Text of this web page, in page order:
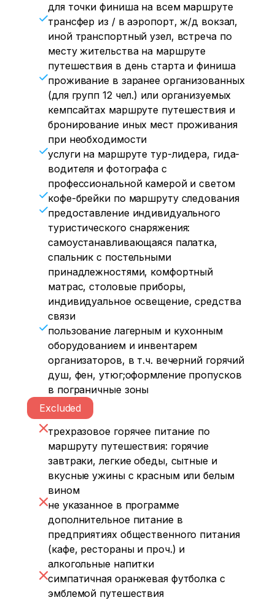
для точки финиша на всем маршруте
трансфер из / в аэропорт, ж/д вокзал,
иной транспортный узел, встреча по
месту жительства на маршруте
путешествия в день старта и финиша
проживание в заранее организованных
(для групп 12 чел.) или организуемых
кемпсайтах маршруте путешествия и
бронирование иных мест проживания
при необходимости
услуги на маршруте тур-лидера, гида-
водителя и фотографа с
профессиональной камерой и светом
кофе-брейки по маршруту следования
предоставление индивидуального
туристического снаряжения:
самоустанавливающаяся палатка,
спальник с постельными
принадлежностями, комфортный
матрас, столовые приборы,
индивидуальное освещение, средства
связи
пользование лагерным и кухонным
оборудованием и инвентарем
организаторов, в т.ч. вечерний горячий
душ, фен, утюг;оформление пропусков
в пограничные зоны
Excluded
трехразовое горячее питание по
маршруту путешествия: горячие
завтраки, легкие обеды, сытные и
вкусные ужины с красным или белым
вином
не указанное в программе
дополнительное питание в
предприятиях общественного питания
(кафе, рестораны и проч.) и
алкогольные напитки
симпатичная оранжевая футболка с
эмблемой путешествия